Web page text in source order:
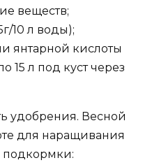
веществ;
10 л воды);
янтарной кислоты
15 л под куст через
удобрения. Весной
для наращивания
подкормки: